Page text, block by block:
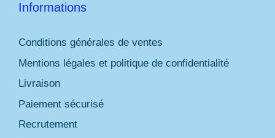
Informations
Conditions générales de ventes
Mentions légales et politique de confidentialité
Livraison
Paiement sécurisé
Recrutement